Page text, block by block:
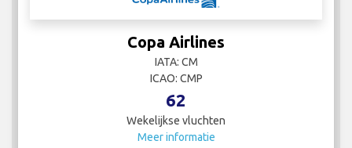
Copa Airlines
IATA: CM
ICAO: CMP
62
Wekelijkse vluchten
Meer informatie